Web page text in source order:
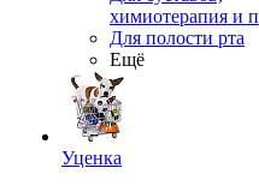
химиотерапия и
Для полости рта
Ещё
Уценка